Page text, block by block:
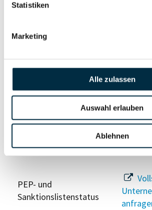
Statistiken
Marketing
Alle zulassen
Auswahl erlauben
Ablehnen
Berechtigten Pfad
Risikoinformationen
PEP- und
Sanktionslistenstatus